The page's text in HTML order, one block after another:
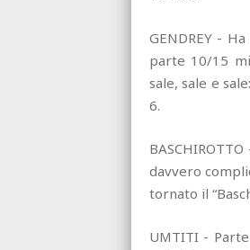
GENDREY -
parte 10/15
sale, sale e
6.
davvero
tornato il
UMTITI -